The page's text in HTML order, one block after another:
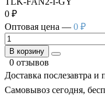
0 ₽
Оптовая цена — 0 ₽
В корзину
0 отзывов
Доставка послезавтра и
Самовывоз сегодня,